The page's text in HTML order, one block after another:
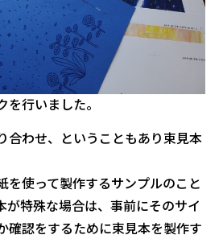
行いました。
合わせ、ということもあり束見本
を使って製作するサンプルのこと
が特殊な場合は、事前にそのサイ
確認をするために束見本を製作す